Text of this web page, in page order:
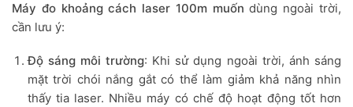
Máy đo khoảng cách laser 100m muốndùng ngoài trời,
cần lưu ý:
Độ sáng môi trường: Khi sử dụng ngoài trời, ánh sáng
mặt trời chói nắng gắt có thể làm giảm khả năng nhìn
thấy tia laser. Nhiều máy có chế độ hoạt động tốt hơn